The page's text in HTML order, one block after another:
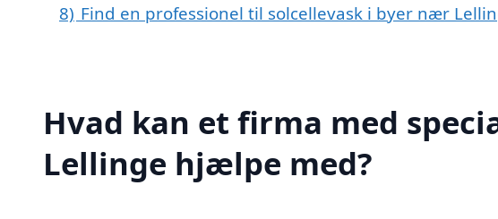
8) Find en professionel til solcellevask i byer nær
Hvad kan et firma med
Lellinge hjælpe med?